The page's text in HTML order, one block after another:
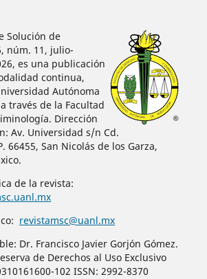
Solución de
núm. 11, julio-
es una publicación
continua,
Autónoma
través de la Facultad
Dirección
Av. Universidad s/n Cd.
66455, San Nicolás de los Garza,
de la revista:
revistamsc@uanl.mx
Dr. Francisco Javier Gorjón Gómez.
de Derechos al Uso Exclusivo
102 ISSN: 2992-8370